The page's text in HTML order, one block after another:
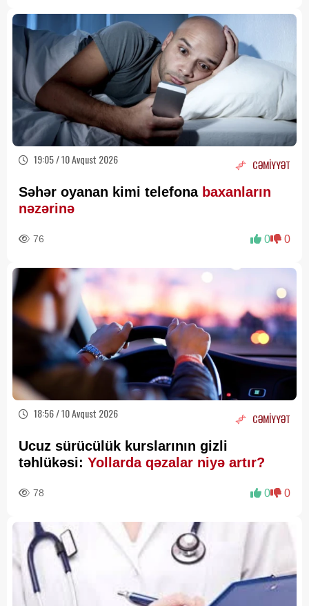
19:05 / 10 Avqust 2026 CƏMİYYƏT
Səhər oyanan kimi telefonabaxanların
nəzərinə
76 0 0
18:56 / 10 Avqust 2026 CƏMİYYƏT
Ucuz sürücülük kurslarının gizli
təhlükəsi: Yollarda qəzalar niyə artır?
78 0 0